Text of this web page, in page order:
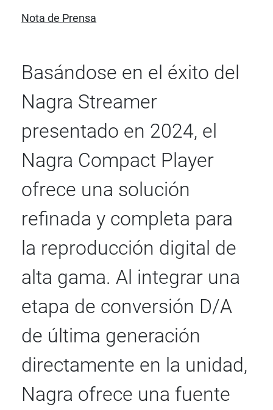
Nota de Prensa
Basándose en el éxito del
Nagra Streamer
presentado en 2024, el
Nagra Compact Player
ofrece una solución
refinada y completa para
la reproducción digital de
alta gama. Al integrar una
etapa de conversión D/A
de última generación
directamente en la unidad,
Nagra ofrece una fuente